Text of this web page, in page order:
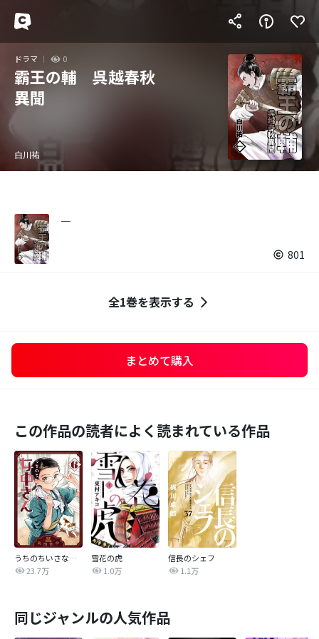
ドラマ 0
霸王の輔 呉越春秋
異聞
白川祐
一
801
全1巻を表示する
まとめて購入
この作品の読者によく読まれている作品
うちのちいさな女中さん
23.7万
雪花の虎
1.0万
信長のシェフ
1.1万
同じジャンルの人気作品